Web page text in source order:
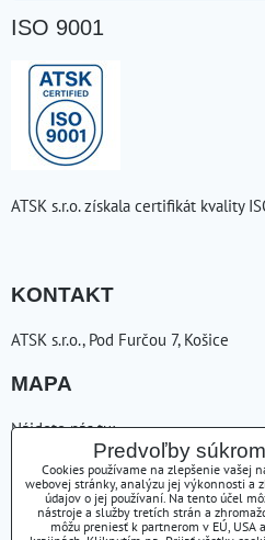
ISO 9001
ATSK s.r.o. získala certifikát kvality
KONTAKT
ATSK s.r.o., Pod Furčou 7, Košice
MAPA
Nájdete nás tu:
ZAVOLÁME VÁM SPÄŤ
+421556254223
Predvoľby
Cookies používame na zlepšenie vašej
webovej stránky, analýzu jej výkonnosti a
údajov o jej používaní. Na tento účel
nástroje a služby tretích strán a
môžu preniesť k partnerom v EÚ, USA